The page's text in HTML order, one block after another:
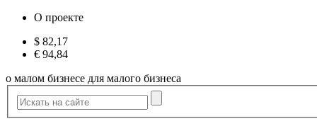
О проекте
$ 82,17
€ 94,84
о малом бизнесе для малого бизнеса